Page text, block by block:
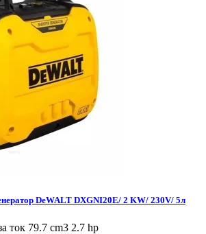
DeWALT DXGNI20E/ 2 KW/ 230V/ 5л
ток 79.7 cm3 2.7 hp